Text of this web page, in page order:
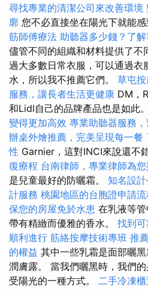
尋找專業的清潔公司來改善環境
廓 您不必直接坐在陽光下就能感
筋師傅療法 助聽器多少錢？了
儘管不同的組織和材料提供了不
過大多數日常衣服，可以通過衣
水，所以我不推薦它們。 草屯
服務，讓長者生活更健康 DM，
和Lidl自己的品牌產品也是如此。
變得更加高效 專業助聽器服務
辦桌外燴推薦，完美呈現每一餐
性 Garnier，這對INCI來說還不
復療程 台南律師，專業律師為
是兒童最好的防曬霜。 知名設
計服務 桃園地區的台胞證申請流
保您的房屋免於水患 在乳液等管
帶有精緻而優雅的香水。 找到
順利進行 筋絡按摩技術專班 推
的權益 其中一些乳霜是面部曬
潤膚露。 當我們曬黑時，我們
受陽光的一種方式。 二手冷凍